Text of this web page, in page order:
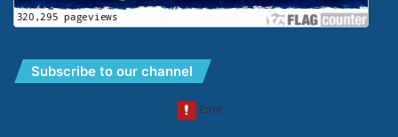
Subscribe to our channel